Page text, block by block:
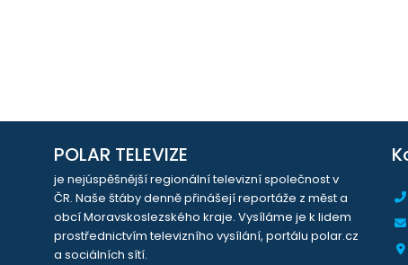
POLAR TELEVIZE
je nejúspěšnější regionální televizní společnost v
ČR. Naše štáby denně přinášejí reportáže z měst a
obcí Moravskoslezského kraje. Vysíláme je k lidem
prostřednictvím televizního vysílání, portálu polar.cz
a sociálních sítí.